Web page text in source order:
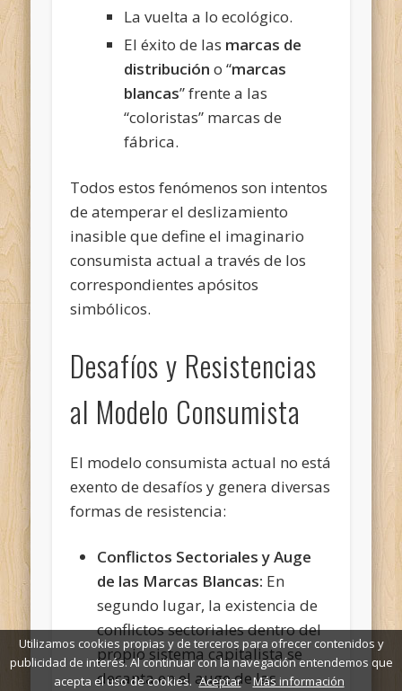
La vuelta a lo ecológico.
El éxito de las marcas de
distribución o “marcas
blancas” frente a las
“coloristas” marcas de
fábrica.
Todos estos fenómenos son intentos
de atemperar el deslizamiento
inasible que define el imaginario
consumista actual a través de los
correspondientes apósitos
simbólicos.
Desafíos y Resistencias
al Modelo Consumista
El modelo consumista actual no está
exento de desafíos y genera diversas
formas de resistencia:
Conflictos Sectoriales y Auge
de las Marcas Blancas: En
segundo lugar, la existencia de
conflictos sectoriales dentro del
propio sistema capitalista se
decanta en el auge de las
Utilizamos cookies propias y de terceros para ofrecer contenidos y
publicidad de interés. Al continuar con la navegación entendemos que
acepta el uso de cookies. Aceptar Más información